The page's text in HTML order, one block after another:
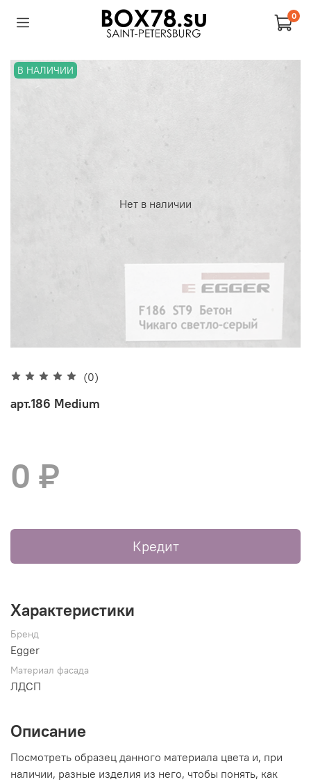
0
Нет в наличии
В НАЛИЧИИ
(0)
арт.186 Medium
0 ₽
Кредит
Характеристики
Бренд
Egger
Материал фасада
ЛДСП
Описание
Посмотреть образец данного материала цвета и, при
наличии, разные изделия из него, чтобы понять, как